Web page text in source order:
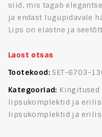
siid, mis tagab
ja endast lugupidavale
Lips on elastne ja
Laost otsas
Tootekood: SET-6703-
Kategooriad:
lipsukomplektid ja
lipsukomplektid ja